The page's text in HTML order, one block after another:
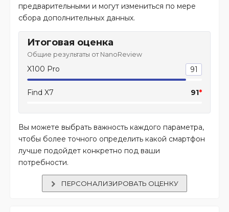
предварительными и могут измениться по мере
сбора дополнительных данных.
Итоговая оценка
Общие результаты от NanoReview
X100 Pro 91
Find X7 91*
Вы можете выбрать важность каждого параметра,
чтобы более точного определить какой смартфон
лучше подойдет конкретно под ваши
потребности.
ПЕРСОНАЛИЗИРОВАТЬ ОЦЕНКУ